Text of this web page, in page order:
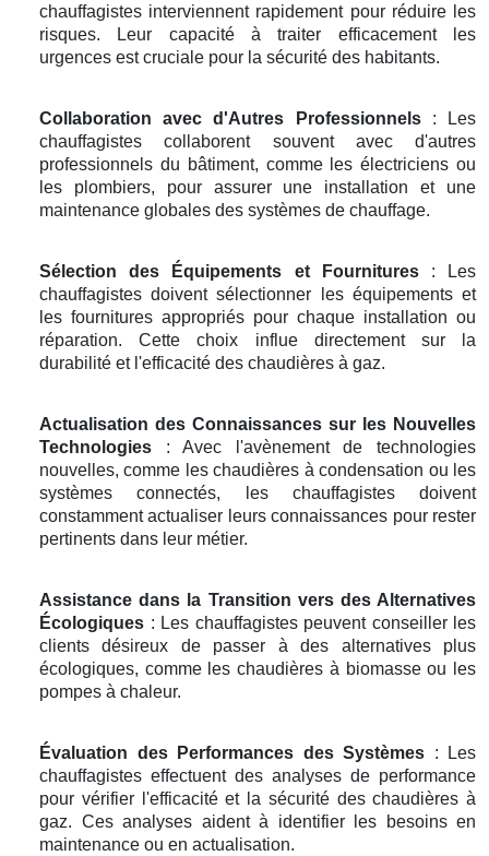
chauffagistes interviennent rapidement pour réduire les
risques. Leur capacité à traiter efficacement les
urgences est cruciale pour la sécurité des habitants.
Collaboration avec d'Autres Professionnels: Les
chauffagistes collaborent souvent avec d'autres
professionnels du bâtiment, comme les électriciens ou
les plombiers, pour assurer une installation et une
maintenance globales des systèmes de chauffage.
Sélection des Équipements et Fournitures: Les
chauffagistes doivent sélectionner les équipements et
les fournitures appropriés pour chaque installation ou
réparation. Cette choix influe directement sur la
durabilité et l'efficacité des chaudières à gaz.
Actualisation des Connaissances sur les Nouvelles
Technologies : Avec l'avènement de technologies
nouvelles, comme les chaudières à condensation ou les
systèmes connectés, les chauffagistes doivent
constamment actualiser leurs connaissances pour rester
pertinents dans leur métier.
Assistance dans la Transition vers des Alternatives
Écologiques : Les chauffagistes peuvent conseiller les
clients désireux de passer à des alternatives plus
écologiques, comme les chaudières à biomasse ou les
pompes à chaleur.
Évaluation des Performances des Systèmes : Les
chauffagistes effectuent des analyses de performance
pour vérifier l'efficacité et la sécurité des chaudières à
gaz. Ces analyses aident à identifier les besoins en
maintenance ou en actualisation.